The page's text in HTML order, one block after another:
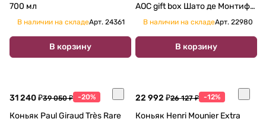
700 мл
В наличии на складеАрт. 24361
В корзину
AOC gift box Шато де Монтифо
Экстра Фин Пти Шампань в
В наличии на складеАрт. 22980
В корзину
31 240 ₽39 050 ₽ -20%
Коньяк Paul Giraud Très Rare
22 992 ₽26 127 ₽ -12%
Коньяк Henri Mounier Extra